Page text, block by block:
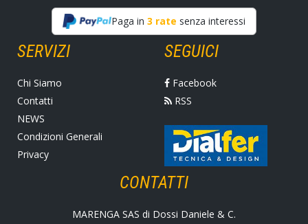
Paga in 3 rate senza interessi
SERVIZI
Chi Siamo
Contatti
NEWS
Condizioni Generali
Privacy
SEGUICI
Facebook
RSS
CONTATTI
MARENGA SAS di Dossi Daniele & C.